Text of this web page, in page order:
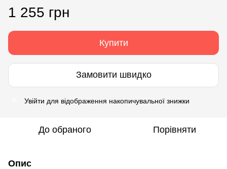
1 255 грн
Купити
Замовити швидко
Увійти для відображення накопичувальної знижки
До обраного Порівняти
Опис